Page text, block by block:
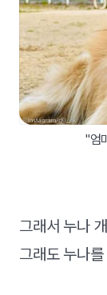
"엄
그래서 누나
그래도 누나